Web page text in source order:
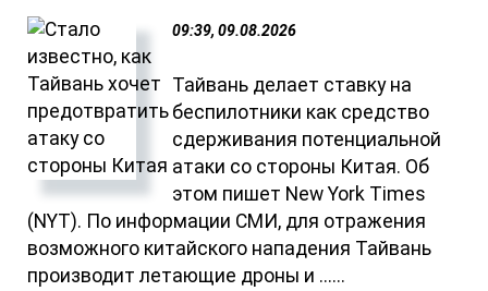
09:39, 09.08.2026
Тайвань делает ставку на
беспилотники как средство
сдерживания потенциальной
атаки со стороны Китая. Об
этом пишет New York Times
(NYT). По информации СМИ, для отражения
возможного китайского нападения Тайвань
производит летающие дроны и ......